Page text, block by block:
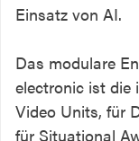
Einsatz von AI.
Das modulare
electronic ist die
Video Units, für
für Situational